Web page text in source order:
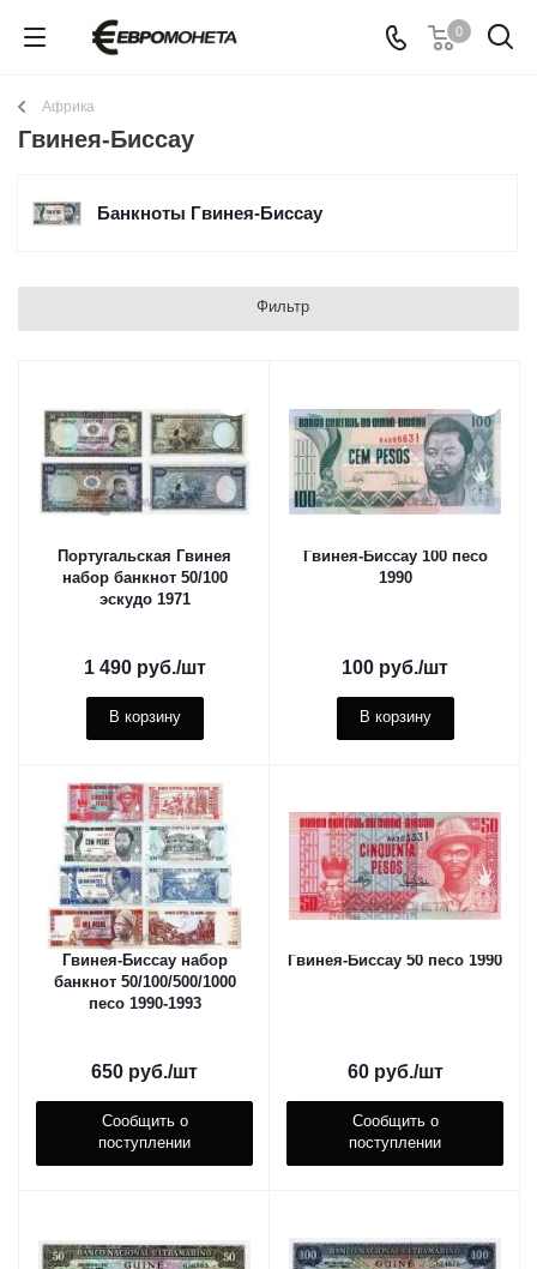
0
Африка
Гвинея-Биссау
Банкноты Гвинея-Биссау
Фильтр
Португальская Гвинея
набор банкнот 50/100
эскудо 1971
1 490руб./шт
В корзину
Гвинея-Биссау 100 песо
1990
100 руб./шт
В корзину
Гвинея-Биссау набор
банкнот 50/100/500/1000
песо 1990-1993
650 руб./шт
Сообщить о
поступлении
Гвинея-Биссау 50 песо 1990
60руб./шт
Сообщить о
поступлении